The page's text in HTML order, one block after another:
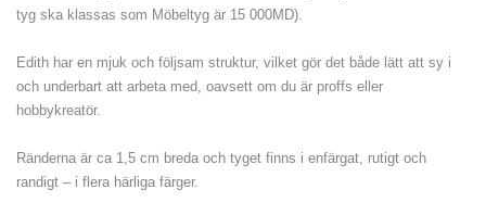
tyg ska klassas som Möbeltyg är 15 000MD).
Edith har en mjuk och följsam struktur, vilket gör det både lätt att sy i
och underbart att arbeta med, oavsett om du är proffs eller
hobbykreatör.
Ränderna är ca 1,5 cm breda och tyget finns i enfärgat, rutigt och
randigt – i flera härliga färger.